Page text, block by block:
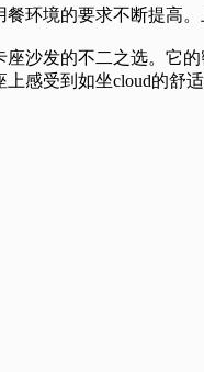
环境的要求不断提高
沙发的不二之选。它
感受到如坐cloud的舒适